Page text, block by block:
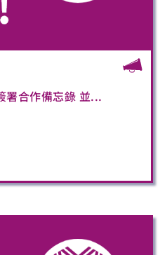
署合作備忘錄 並...